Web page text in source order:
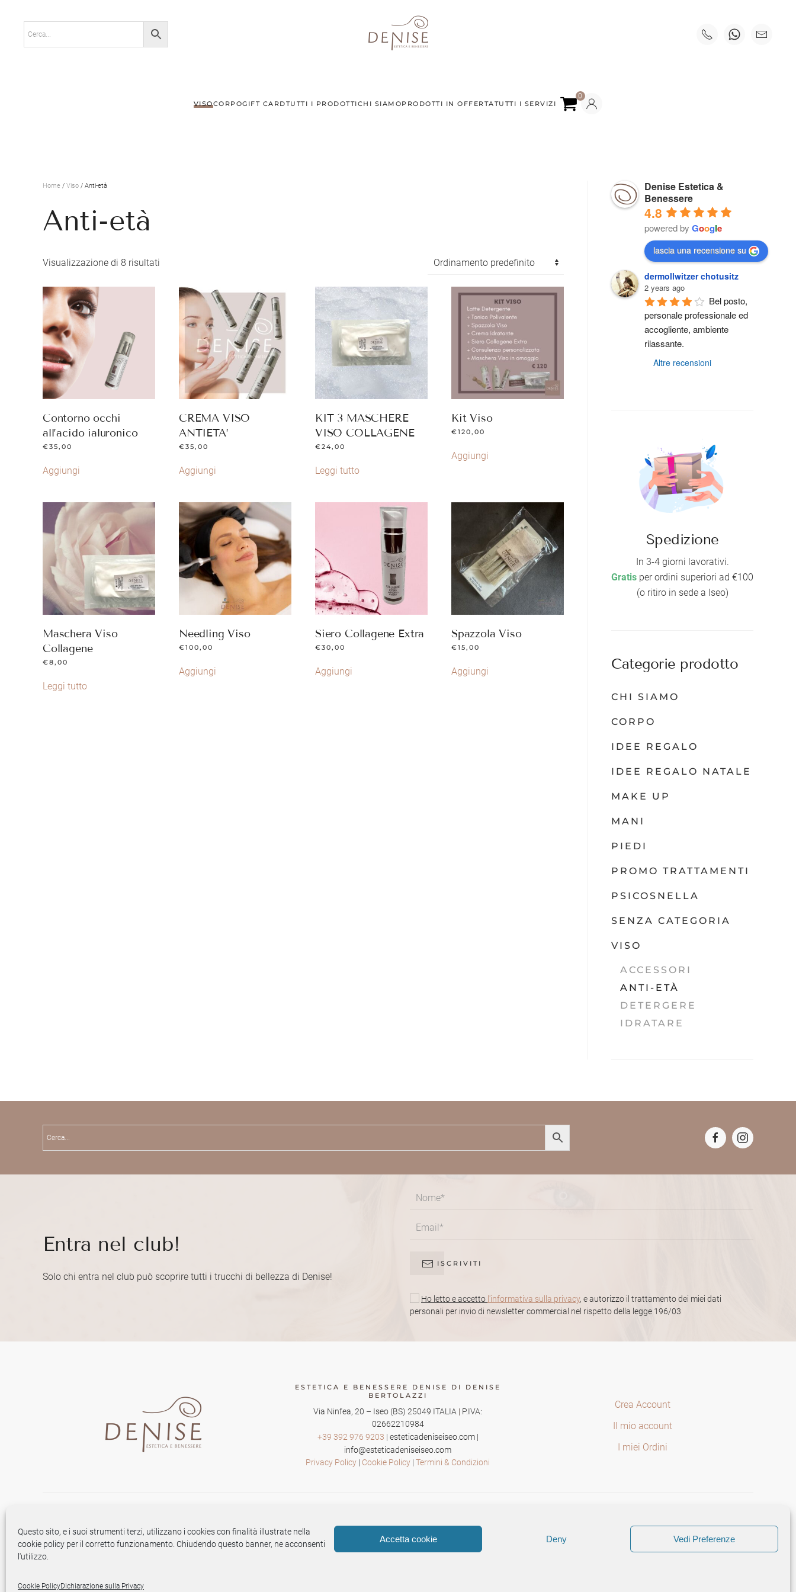
Questo sito, e i suoi strumenti terzi, utilizzano i cookies con finalità illustrate nella
cookie policy per il corretto funzionamento. Chiudendo questo banner, ne acconsenti
l'utilizzo.
Accetta cookie Deny Vedi Preferenze
Cookie PolicyDichiarazione sulla Privacy
VISOCORPOGIFT CARDTUTTI I PRODOTTICHI SIAMOPRODOTTI IN OFFERTATUTTI I SERVIZI
0
Home / Viso / Anti-età
Anti-età
Visualizzazione di 8 risultati
Contorno occhi
all’acido ialuronico
€35,00
Aggiungi
CREMA VISO
ANTIETA’
€35,00
Aggiungi
KIT 3 MASCHERE
VISO COLLAGENE
€24,00
Leggi tutto
Kit Viso
€120,00
Aggiungi
Maschera Viso
Collagene
€8,00
Leggi tutto
Needling Viso
€100,00
Aggiungi
Siero Collagene Extra
€30,00
Aggiungi
Spazzola Viso
€15,00
Aggiungi
Denise Estetica &
Benessere
4.8
powered by Google
lascia una recensione su
dermollwitzer chotusitz
2 years ago
Bel posto,
personale professionale ed
accogliente, ambiente
rilassante.
Altre recensioni
Spedizione
In 3-4 giorni lavorativi.
Gratis per ordini superiori ad €100
(o ritiro in sede a Iseo)
Categorie prodotto
CHI SIAMO
CORPO
IDEE REGALO
IDEE REGALO NATALE
MAKE UP
MANI
PIEDI
PROMO TRATTAMENTI
PSICOSNELLA
SENZA CATEGORIA
VISO
ACCESSORI
ANTI-ETÀ
DETERGERE
IDRATARE
Entra nel club!
Solo chi entra nel club può scoprire tutti i trucchi di bellezza di Denise!
ISCRIVITI
Ho letto e accetto l'informativa sulla privacy, e autorizzo il trattamento dei miei dati
personali per invio di newsletter commercial nel rispetto della legge 196/03
ESTETICA E BENESSERE DENISE DI DENISE
BERTOLAZZI
Via Ninfea, 20 – Iseo (BS) 25049 ITALIA | P.IVA:
02662210984
+39 392 976 9203 | esteticadeniseiseo.com|
info@esteticadeniseiseo.com
Privacy Policy | Cookie Policy |Termini & Condizioni
Crea Account
Il mio account
I miei Ordini
Questo è un sito